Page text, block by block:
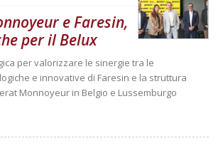
e Faresin,
per il Belux
per valorizzare le sinergie tra le
e innovative di Faresin e la struttura
Monnoyeur in Belgio e Lussemburgo